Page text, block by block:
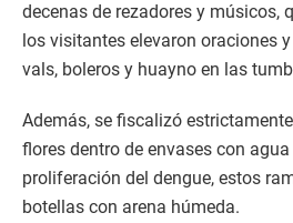
decenas de rezadores y músicos,
los visitantes elevaron oraciones
vals, boleros y huayno en las
Además, se fiscalizó
flores dentro de envases con
proliferación del dengue, estos
botellas con arena húmeda.